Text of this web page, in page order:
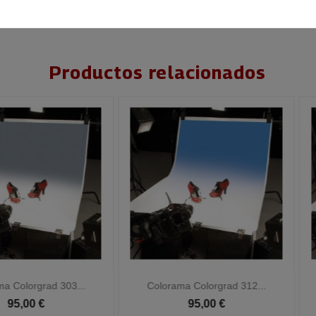
Productos relacionados
Colorama Colorgrad 312...
Vista rápida Colorama Colorgrad 315...
Vista rápida